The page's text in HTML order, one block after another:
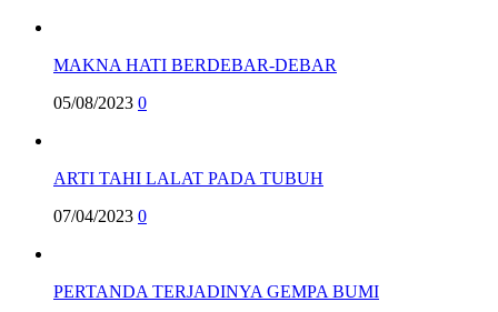
MAKNA HATI BERDEBAR-DEBAR
05/08/2023 0
ARTI TAHI LALAT PADA TUBUH
07/04/2023 0
PERTANDA TERJADINYA GEMPA BUMI